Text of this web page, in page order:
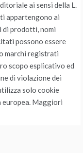
ai sensi della L.
appartengono ai
di prodotti, nomi
possono essere
marchi registrati
scopo esplicativo ed
di violazione dei
solo cookie
Maggiori